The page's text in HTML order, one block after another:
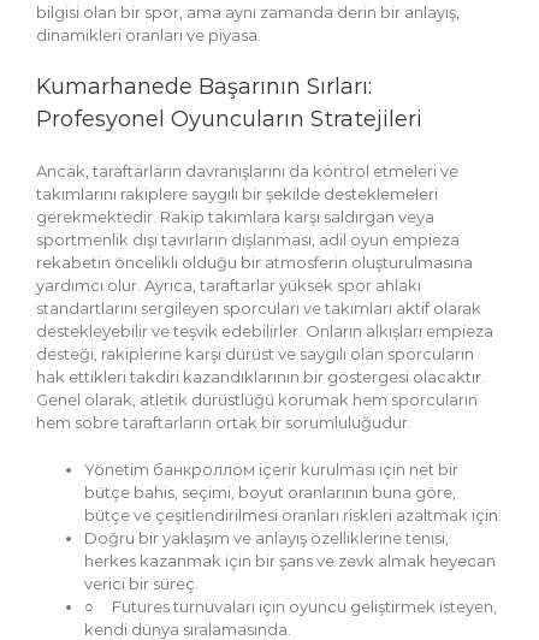
bilgisi olan bir spor, ama aynı zamanda derin bir anlayış,
dinamikleri oranları ve piyasa.
Kumarhanede Başarının Sırları:
Profesyonel Oyuncuların Stratejileri
Ancak, taraftarların davranışlarını da kontrol etmeleri ve
takımlarını rakiplere saygılı bir şekilde desteklemeleri
gerekmektedir. Rakip takımlara karşı saldırgan veya
sportmenlik dışı tavırların dışlanması, adil oyun empieza
rekabetin öncelikli olduğu bir atmosferin oluşturulmasına
yardımcı olur. Ayrıca, taraftarlar yüksek spor ahlakı
standartlarını sergileyen sporcuları ve takımları aktif olarak
destekleyebilir ve teşvik edebilirler. Onların alkışları empieza
desteği, rakiplerine karşı dürüst ve saygılı olan sporcuların
hak ettikleri takdiri kazandıklarının bir göstergesi olacaktır.
Genel olarak, atletik dürüstlüğü korumak hem sporcuların
hem sobre taraftarların ortak bir sorumluluğudur.
Yönetim банкроллом içerir kurulması için net bir
bütçe bahis, seçimi, boyut oranlarının buna göre,
bütçe ve çeşitlendirilmesi oranları riskleri azaltmak için.
Doğru bir yaklaşım ve anlayış özelliklerine tenisi,
herkes kazanmak için bir şans ve zevk almak heyecan
verici bir süreç.
○ Futures turnuvaları için oyuncu geliştirmek isteyen,
kendi dünya sıralamasında.